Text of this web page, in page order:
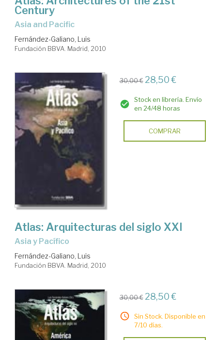
Century
Asia and Pacific
Fernández-Galiano, Luis
Fundación BBVA. Madrid, 2010
30,00 € 28,50 €
Stock en librería. Envío
en 24/48 horas
COMPRAR
Atlas: Arquitecturas del siglo XXI
Asia y Pacífico
Fernández-Galiano, Luis
Fundación BBVA. Madrid, 2010
30,00 € 28,50 €
Sin Stock. Disponible en
7/10 días.